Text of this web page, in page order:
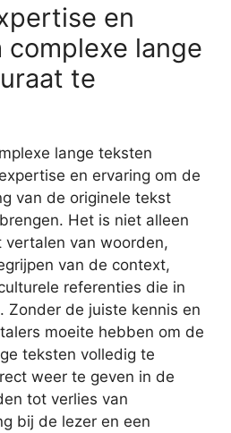
en
complexe lange
te
lange teksten
en ervaring om de
van de originele tekst
Het is niet alleen
vertalen van woorden,
van de context,
referenties die in
Zonder de juiste kennis en
moeite hebben om de
teksten volledig te
weer te geven in de
tot verlies van
bij de lezer en een